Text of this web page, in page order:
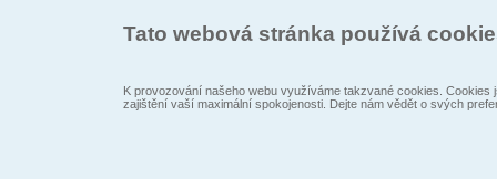
Tato webová stránka používá
K provozování našeho webu využíváme takzvané cookies.
zajištění vaší maximální spokojenosti. Dejte nám vědět o svých